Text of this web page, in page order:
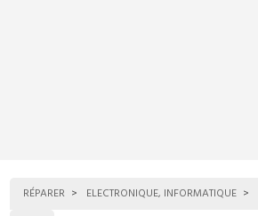
RÉPARER ELECTRONIQUE, INFORMATIQUE